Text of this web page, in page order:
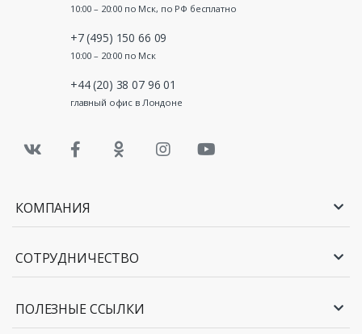
10:00 – 20:00 по Мск, по РФ бесплатно
+7 (495) 150 66 09
10:00 – 20:00 по Мск
+44 (20) 38 07 96 01
главный офис в Лондоне
КОМПАНИЯ
СОТРУДНИЧЕСТВО
ПОЛЕЗНЫЕ ССЫЛКИ